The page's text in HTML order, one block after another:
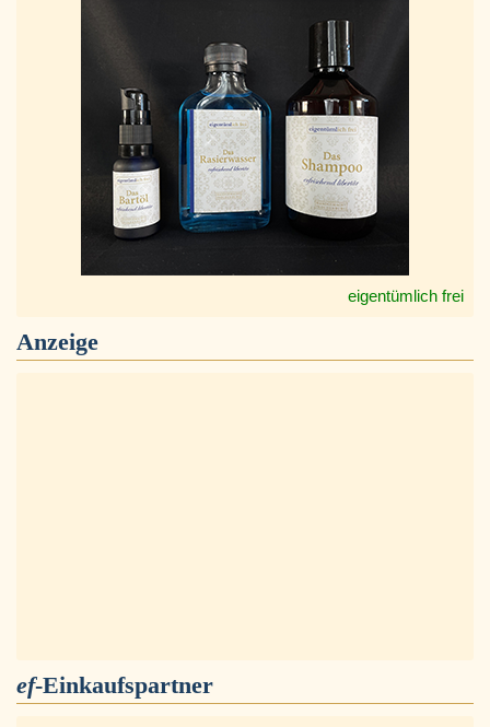
eigentümlich frei
Anzeige
ef-Einkaufspartner